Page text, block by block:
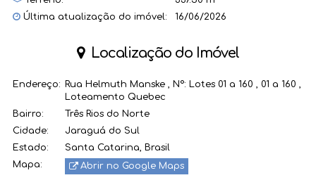
Última atualização do imóvel:
16/06/2026
Localização do Imóvel
Endereço: Rua Helmuth Manske , N°: Lotes 01 a 160 , 01 a 160 ,
Loteamento Quebec
Bairro:
Três Rios do Norte
Cidade:
Jaraguá do Sul
Estado:
Santa Catarina, Brasil
Mapa:
Abrir no Google Maps